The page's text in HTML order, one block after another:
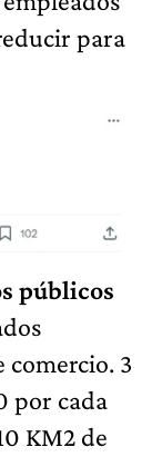
para
públicos
comercio. 3
por cada
KM2 de